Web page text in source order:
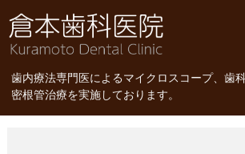
歯内療法専門医によるマイクロスコープ、歯
密根管治療を実施しております。